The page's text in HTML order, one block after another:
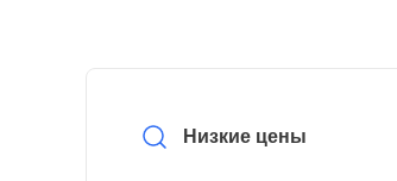
Низкие цены